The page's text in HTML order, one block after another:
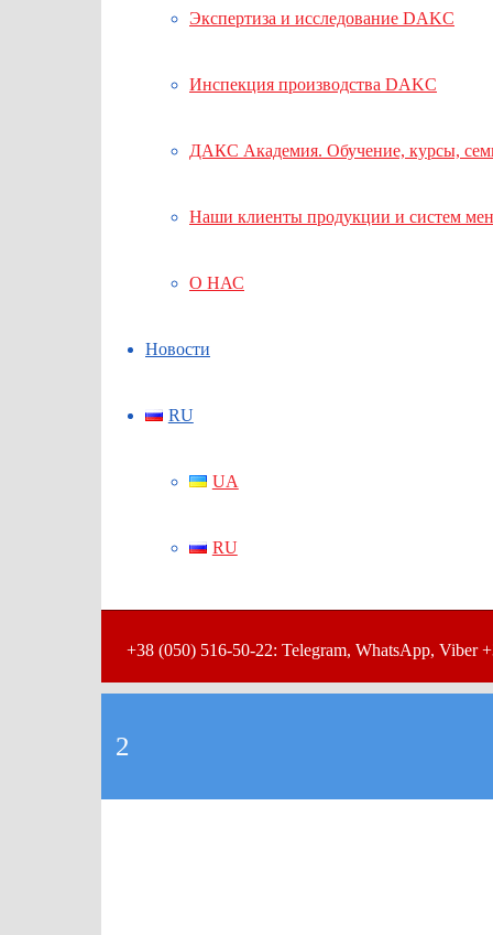
Экспертиза и исследование DAKC
Инспекция производства DAKC
ДАКС Академия. Обучение, курсы,
Наши клиенты продукции и систем
О НАС
Новости
RU
UA
RU
+38 (050) 516-50-22: Telegram, WhatsApp, Viber
2